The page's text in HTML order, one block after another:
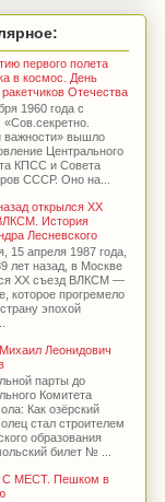
первого полета
в космос. День
Отечества
1960 года с
важности» вышло
Центрального
КПСС и Совета
СССР. Оно на...
открылся XX
История
Лесневского
15 апреля 1987 года,
лет назад, в Москве
XX съезд ВЛКСМ —
которое прогремело
эпохой
Леонидович
парты до
Комитета
Как озёрский
стал строителем
образования
билет № ...
МЕСТ. Пешком в